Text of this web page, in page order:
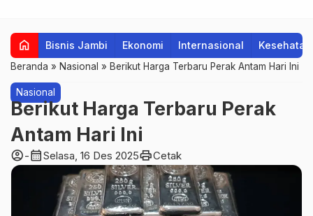
home Bisnis Jambi Ekonomi Internasional Kesehatan
Beranda » Nasional » Berikut Harga Terbaru Perak Antam Hari Ini
Nasional
Berikut Harga Terbaru Perak
Antam Hari Ini
account_circle-calendar_monthSelasa, 16 Des 2025printCetak